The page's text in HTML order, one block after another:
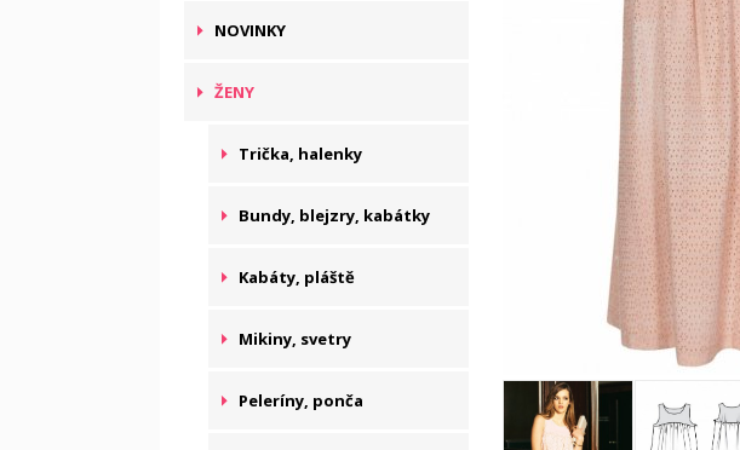
NOVINKY
ŽENY
Trička, halenky
Bundy, blejzry, kabátky
Kabáty, pláště
Mikiny, svetry
Peleríny, ponča